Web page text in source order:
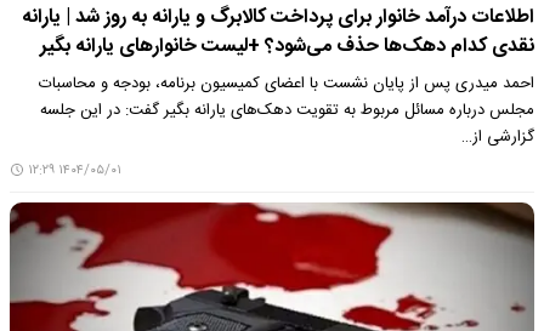
اطلاعات درآمد خانوار برای پرداخت کالابرگ و یارانه به روز شد | یارانه
نقدی کدام دهک‌ها حذف می‌شود؟ +لیست خانوارهای یارانه بگیر
احمد میدری پس از پایان نشست با اعضای کمیسیون برنامه، بودجه و محاسبات
مجلس درباره مسائل مربوط به تقویت دهک‌های یارانه بگیر گفت: در این جلسه
گزارشی از…
۱۴۰۴/۰۵/۰۱ ۱۲:۲۹